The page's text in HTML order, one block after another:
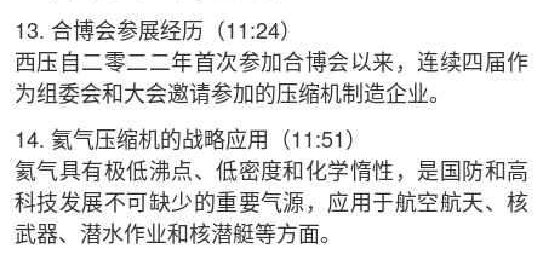
13. 合博会参展经历（11:24）
西压自二零二二年首次参加合博会以来，连续四届作
为组委会和大会邀请参加的压缩机制造企业。
14. 氦气压缩机的战略应用（11:51）
氦气具有极低沸点、低密度和化学惰性，是国防和高
科技发展不可缺少的重要气源，应用于航空航天、核
武器、潜水作业和核潜艇等方面。